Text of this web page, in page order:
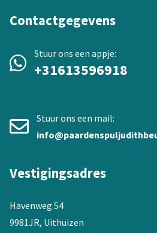
Contactgegevens
Stuur ons een appje:
+31613596918
Stuur ons een mail:
Vestigingsadres
Havenweg 54
9981JR, Uithuizen